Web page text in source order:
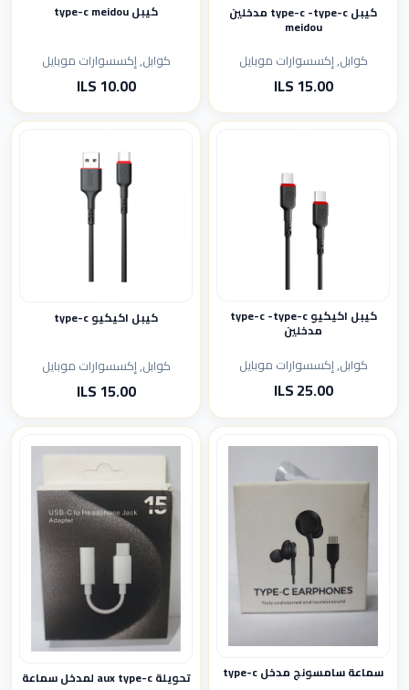
كيبل type-c -type-c مدخلين
meidou
كوابل, إكسسوارات موبايل
15.00 ILS
كيبل type-c meidou
كوابل, إكسسوارات موبايل
10.00 ILS
كيبل اكيكيو type-c -type-c
مدخلين
كوابل, إكسسوارات موبايل
25.00 ILS
كيبل اكيكيو type-c
كوابل, إكسسوارات موبايل
15.00 ILS
سماعة سامسونج مدخل type-c تحويلة aux type-c لمدخل سماعة